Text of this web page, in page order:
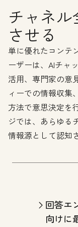
チャネ
させる
単に優れたコンテ
ーザーは、AIチャ
活用、専門家の意
ィーでの情報収集
方法で意思決定を
ジでは、あらゆる
情報源として認知
回答エ
向けに